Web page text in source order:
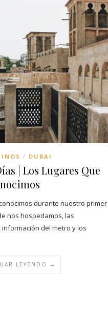
/ DUBAI
| Los Lugares Que
durante nuestro primer
nos hospedamos, las
del metro y los
LEYENDO →